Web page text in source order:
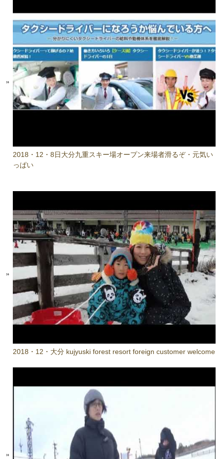
2018・12・8日大分九重スキー場オープン来場者滑るぞ・元気い
っぱい
2018・12・大分 kujyuski forest resort foreign customer welcome